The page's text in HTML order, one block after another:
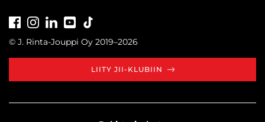
FacebookInstagramLinkedInYoutube
© J. Rinta-Jouppi Oy 2019–2026
LIITY JII-KLUBIIN